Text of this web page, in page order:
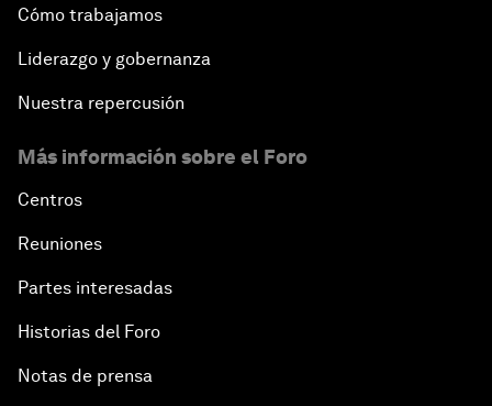
Cómo trabajamos
Liderazgo y gobernanza
Nuestra repercusión
Más información sobre el Foro
Centros
Reuniones
Partes interesadas
Historias del Foro
Notas de prensa